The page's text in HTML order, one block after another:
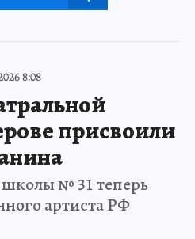
8:08
присвоили
№ 31 теперь
артиста РФ